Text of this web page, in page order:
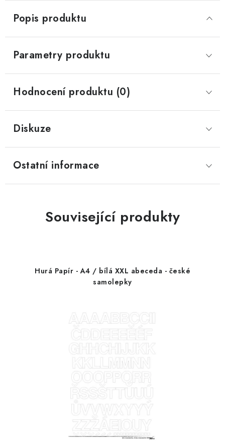
Popis produktu
Parametry produktu
Hodnocení produktu (0)
Diskuze
Ostatní informace
Související produkty
Hurá Papír - A4 / bílá XXL abeceda - české
samolepky